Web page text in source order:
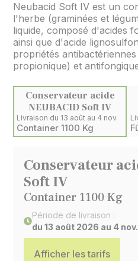
Neubacid Soft IV est un
l'herbe (graminées et
liquide, composé d'acides
ainsi que d'acide
propriétés
propionique) et
Conservateur acide
NEUBACID Soft IV
Livraison du 13 août au 4 nov.
Container 1100 Kg
Conservateur
Soft IV
Container 1100 Kg
Période de livraison :
du 13 août 2026 au 4
Afficher les tarifs